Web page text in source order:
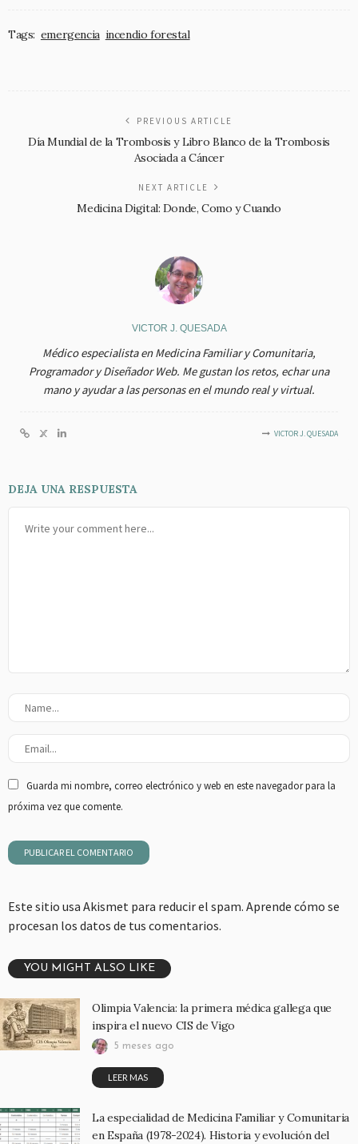
Tags: emergencia incendio forestal
PREVIOUS ARTICLE
Día Mundial de la Trombosis y Libro Blanco de la Trombosis
Asociada a Cáncer
NEXT ARTICLE
Medicina Digital: Donde, Como y Cuando
VICTOR J. QUESADA
Médico especialista en Medicina Familiar y Comunitaria,
Programador y Diseñador Web. Me gustan los retos, echar una
mano y ayudar a las personas en el mundo real y virtual.
VICTOR J. QUESADA
DEJA UNA RESPUESTA
Guarda mi nombre, correo electrónico y web en este navegador para la
próxima vez que comente.
Este sitio usa Akismet para reducir el spam. Aprende cómo se
procesan los datos de tus comentarios.
YOU MIGHT ALSO LIKE
Olimpia Valencia: la primera médica gallega que
inspira el nuevo CIS de Vigo
5 meses ago
LEER MAS
La especialidad de Medicina Familiar y Comunitaria
en España (1978-2024). Historia y evolución del